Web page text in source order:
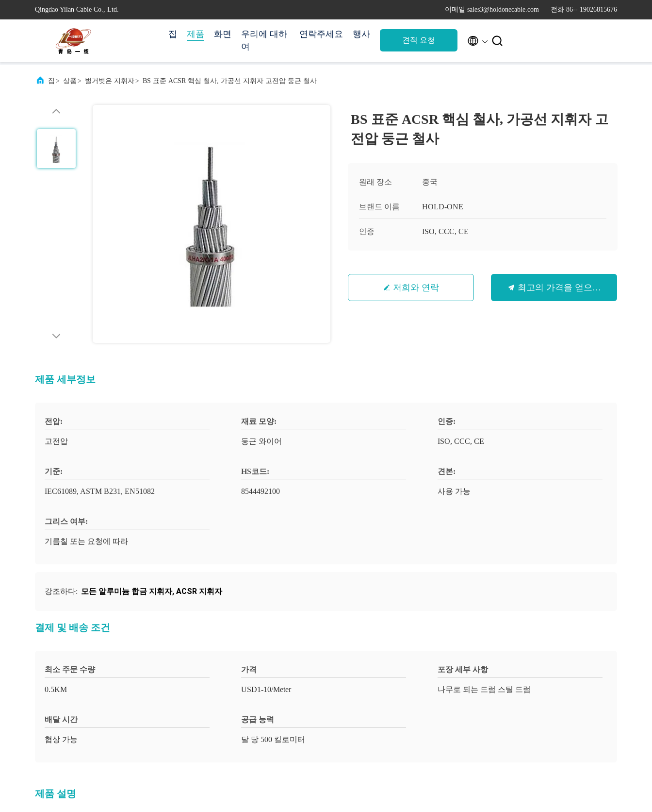
Qingdao Yilan Cable Co., Ltd. 이메일 sales3@holdonecable.com 전화 86-- 19026815676
집 제품 화면
우리에 대하
여
연락주세요 행사
견적 요청  
집 > 상품 > 벌거벗은 지휘자> BS 표준 ACSR 핵심 철사, 가공선 지휘자 고전압 둥근 철사
BS 표준 ACSR 핵심 철사, 가공선 지휘자 고
전압 둥근 철사
원래 장소 중국
브랜드 이름 HOLD-ONE
인증 ISO, CCC, CE
저희와 연락 최고의 가격을 얻으십시오
제품 세부정보
전압:
고전압
재료 모양:
둥근 와이어
인증:
ISO, CCC, CE
기준:
IEC61089, ASTM B231, EN51082
HS코드:
8544492100
견본:
사용 가능
그리스 여부:
기름칠 또는 요청에 따라
강조하다: 모든 알루미늄 합금 지휘자, ACSR 지휘자
결제 및 배송 조건
최소 주문 수량
0.5KM
가격
USD1-10/Meter
포장 세부 사항
나무로 되는 드럼 스틸 드럼
배달 시간
협상 가능
공급 능력
달 당 500 킬로미터
제품 설명